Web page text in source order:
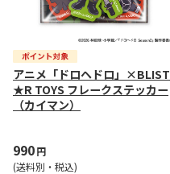
アニメ「ドロヘドロ」×BLIST
★R TOYS フレークステッカー
（カイマン）
990円
(送料別・税込)